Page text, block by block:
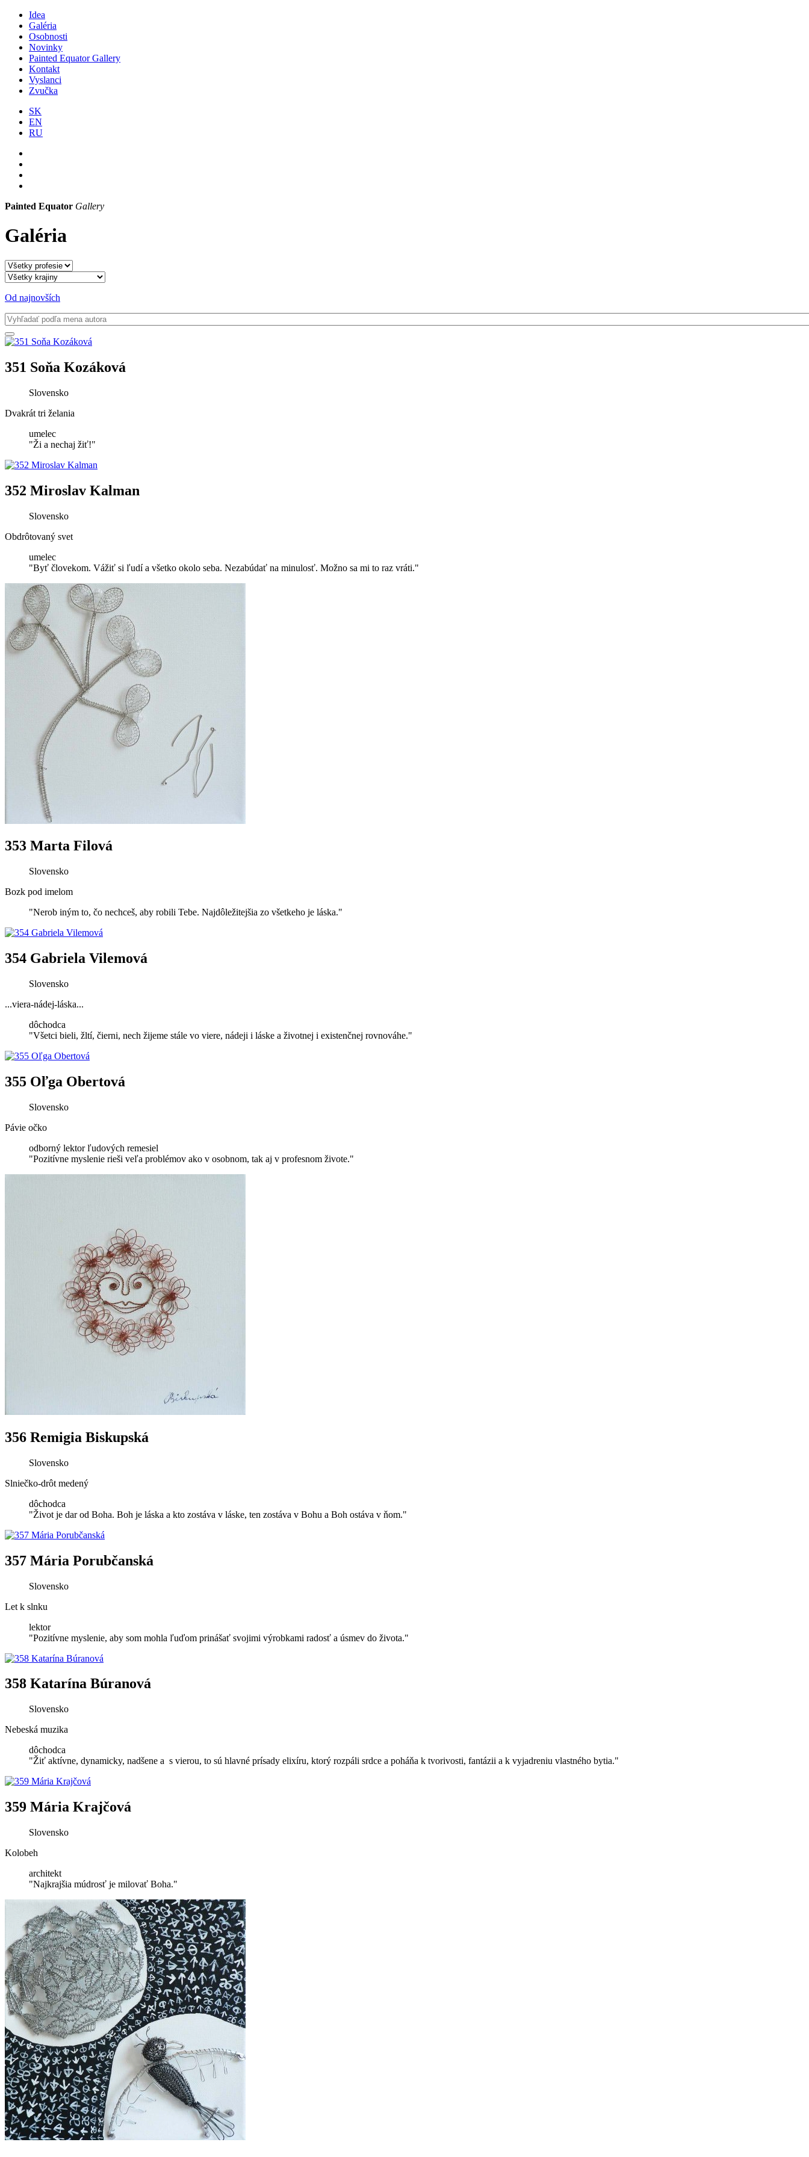
Idea
Galéria
Osobnosti
Novinky
Painted Equator Gallery
Kontakt
Vyslanci
Zvučka
SK
EN
RU
Painted Equator Gallery
Galéria
Od najnovších
351 Soňa Kozáková
Slovensko
Dvakrát tri želania
umelec
"Ži a nechaj žiť!"
352 Miroslav Kalman
Slovensko
Obdrôtovaný svet
umelec
"Byť človekom. Vážiť si ľudí a všetko okolo seba. Nezabúdať na minulosť. Možno sa mi to raz vráti."
353 Marta Filová
Slovensko
Bozk pod imelom
"Nerob iným to, čo nechceš, aby robili Tebe. Najdôležitejšia zo všetkeho je láska."
354 Gabriela Vilemová
Slovensko
...viera-nádej-láska...
dôchodca
"Všetci bieli, žltí, čierni, nech žijeme stále vo viere, nádeji i láske a životnej i existenčnej rovnováhe."
355 Oľga Obertová
Slovensko
Pávie očko
odborný lektor ľudových remesiel
"Pozitívne myslenie rieši veľa problémov ako v osobnom, tak aj v profesnom živote."
356 Remigia Biskupská
Slovensko
Slniečko-drôt medený
dôchodca
"Život je dar od Boha. Boh je láska a kto zostáva v láske, ten zostáva v Bohu a Boh ostáva v ňom."
357 Mária Porubčanská
Slovensko
Let k slnku
lektor
"Pozitívne myslenie, aby som mohla ľuďom prinášať svojimi výrobkami radosť a úsmev do života."
358 Katarína Búranová
Slovensko
Nebeská muzika
dôchodca
"Žiť aktívne, dynamicky, nadšene a s vierou, to sú hlavné prísady elixíru, ktorý rozpáli srdce a poháňa k tvorivosti, fantázii a k vyjadreniu vlastného bytia."
359 Mária Krajčová
Slovensko
Kolobeh
architekt
"Najkrajšia múdrosť je milovať Boha."